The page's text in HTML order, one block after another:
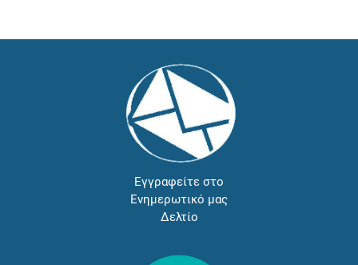
Εγγραφείτε στο
Ενημερωτικό μας
Δελτίο